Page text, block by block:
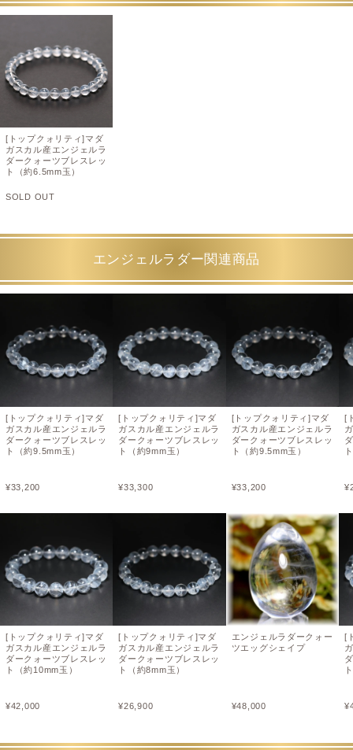
[トップクォリティ]マダ
ガスカル産エンジェルラ
ダークォーツブレスレッ
ト（約6.5mm玉）
SOLD OUT
エンジェルラダー関連商品
[トップクォリティ]マダ
ガスカル産エンジェルラ
ダークォーツブレスレッ
ト（約9.5mm玉）
¥33,200
[トップクォリティ]マダ
ガスカル産エンジェルラ
ダークォーツブレスレッ
ト（約10mm玉）
¥42,000
[トップクォリティ]マダ
ガスカル産エンジェルラ
ダークォーツブレスレッ
ト（約9mm玉）
¥33,300
[トップクォリティ]マダ
ガスカル産エンジェルラ
ダークォーツブレスレッ
ト（約8mm玉）
¥26,900
[トップクォリティ]マダ
ガスカル産エンジェルラ
ダークォーツブレスレッ
ト（約9.5mm玉）
¥33,200
エンジェルラダークォー
ツエッグシェイプ
¥48,000
[
¥
[
¥